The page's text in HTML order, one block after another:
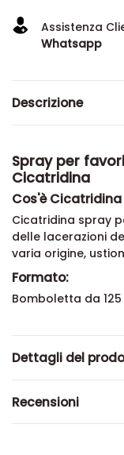
Assistenza
Whatsapp
Descrizione
Spray per
Cicatridina
Cos'è Cicatridina
Cicatridina spray
delle lacerazioni
varia origine,
Formato:
Bomboletta da
Dettagli del
Recensioni